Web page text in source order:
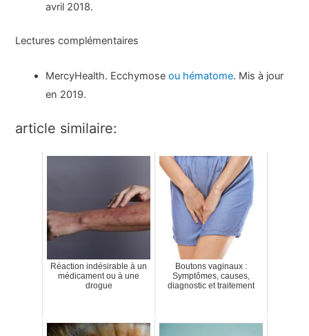
avril 2018.
Lectures complémentaires
MercyHealth. Ecchymoseou hématome. Mis à jour
en 2019.
article similaire:
Réaction indésirable à un
médicament ou à une
drogue
Boutons vaginaux :
Symptômes, causes,
diagnostic et traitement